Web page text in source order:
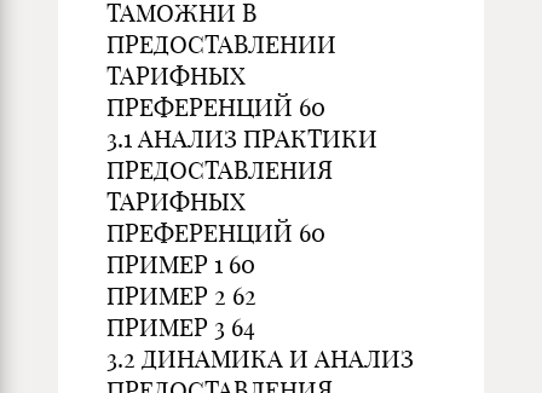
ТАМОЖНИ В
ПРЕДОСТАВЛЕНИИ
ТАРИФНЫХ
ПРЕФЕРЕНЦИЙ 60
3.1 АНАЛИЗ ПРАКТИКИ
ПРЕДОСТАВЛЕНИЯ
ТАРИФНЫХ
ПРЕФЕРЕНЦИЙ 60
ПРИМЕР 1 60
ПРИМЕР 2 62
ПРИМЕР 3 64
3.2 ДИНАМИКА И АНАЛИЗ